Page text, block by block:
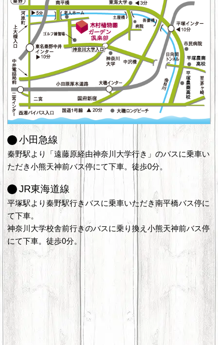
小田急線
秦野駅より「遠藤原経由神奈川大学行き」のバスに乗車い
ただき小熊天神前バス停にて下車。徒歩0分。
JR東海道線
平塚駅より秦野駅行きバスに乗車いただき南平橋バス停に
て下車。
神奈川大学校舎前行きのバスに乗り換え小熊天神前バス停
にて下車。徒歩0分。